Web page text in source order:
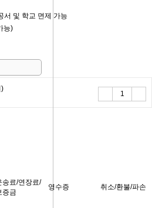
서 및 학교 면제 가능
능)
)
송료/연장료/
증금
영수증 취소/환불/파손